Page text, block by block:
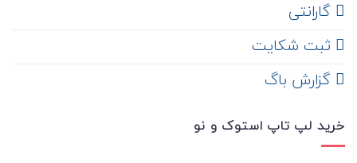
گارانتی
ثبت شکایت
‌ گزارش باگ
خرید لپ تاپ استوک و نو